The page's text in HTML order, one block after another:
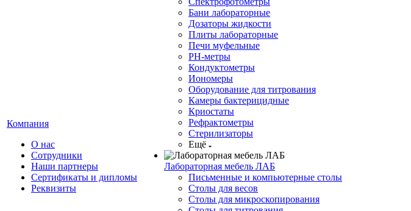
Компания
О нас
Сотрудники
Наши партнеры
Сертификаты и дипломы
Реквизиты
Бани лабораторные
Дозаторы жидкости
Плиты лабораторные
Печи муфельные
РН-метры
Кондуктометры
Иономеры
Оборудование для титрования
Камеры бактерицидные
Криостаты
Рефрактометры
Стерилизаторы
Ещё
Лабораторная мебель ЛАБ
Письменные и компьютерные столы
Столы для весов
Столы для микроскопирования